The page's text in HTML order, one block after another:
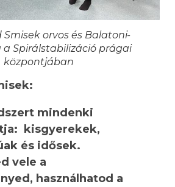
Smisek orvos és Balatoni-
a Spirálstabilizáció prágai
központjában
mindenki
kisgyerekek,
és idősek.
vele a
használhatod a